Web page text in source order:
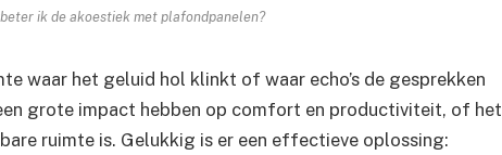
ik de akoestiek met plafondpanelen?
waar het geluid hol klinkt of waar echo’s de gesprekken
grote impact hebben op comfort en productiviteit, of het
ruimte is. Gelukkig is er een effectieve oplossing: